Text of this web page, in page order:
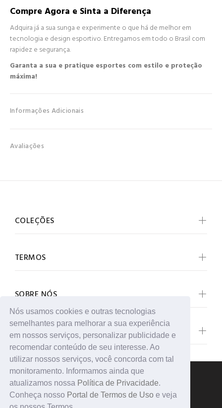
Nós usamos cookies e outras tecnologias
semelhantes para melhorar a sua experiência
em nossos serviços, personalizar publicidade e
recomendar conteúdo de seu interesse. Ao
utilizar nossos serviços, você concorda com tal
monitoramento. Informamos ainda que
atualizamos nossa Política de Privacidade.
Conheça nosso Portal de Termos de Uso e veja
Compre Agora e Sinta a Diferença
Adquira já a sua sunga e experimente o que há de melhor em
tecnologia e design esportivo. Entregamos em todo o Brasil com
rapidez e segurança.
Garanta a sua e pratique esportes com estilo e proteção
máxima!
Informações Adicionais
Avaliações
COLEÇÕES
TERMOS
SOBRE NÓS
ENTRE EM CONTATO
© Gringa Fut 2025. Todos os direitos reservados.